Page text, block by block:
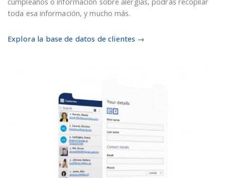
toda esa información, y mucho más.
Explora la base de datos de clientes →